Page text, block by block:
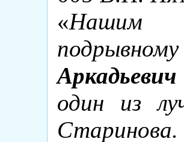
«Нашим
один из